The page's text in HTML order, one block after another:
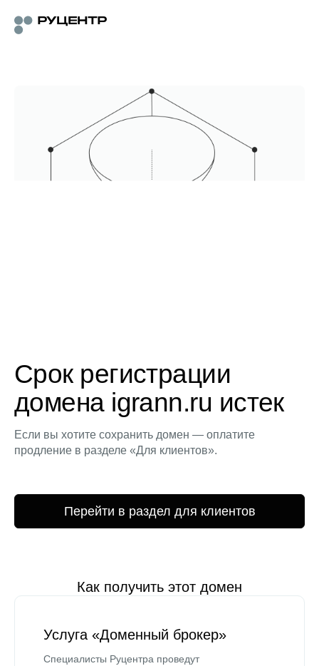
Срок регистрации
домена igrann.ru истек
Если вы хотите сохранить домен — оплатите
продление в разделе «Для клиентов».
Перейти в раздел для клиентов
Как получить этот домен
Услуга «Доменный брокер»
Специалисты Руцентра проведут